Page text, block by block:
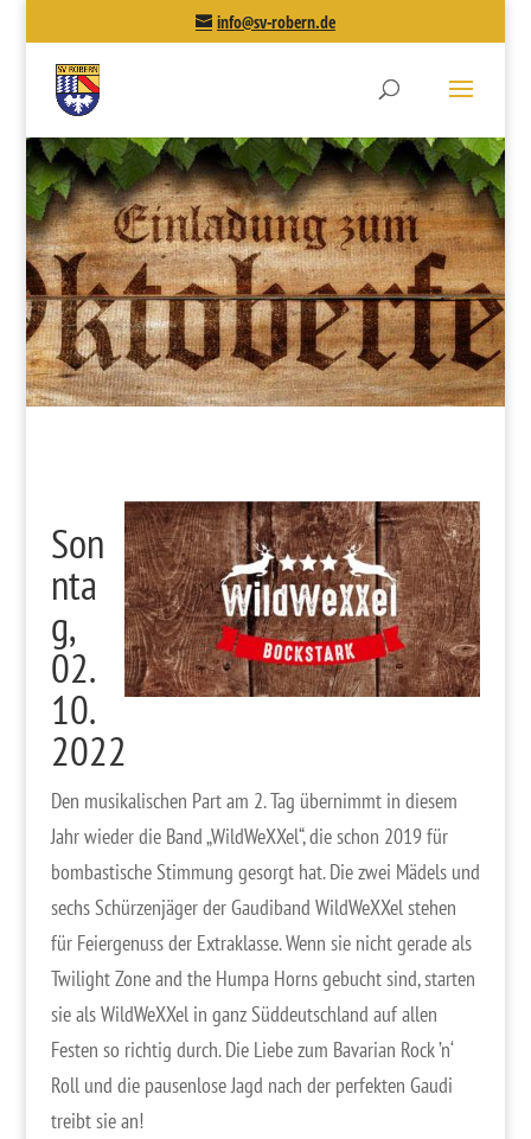
info@sv-robern.de
Son
nta
g,
02.
10.
2022
Den musikalischen Part am 2. Tag übernimmt in diesem
Jahr wieder die Band „WildWeXXel“, die schon 2019 für
bombastische Stimmung gesorgt hat. Die zwei Mädels und
sechs Schürzenjäger der Gaudiband WildWeXXel stehen
für Feiergenuss der Extraklasse. Wenn sie nicht gerade als
Twilight Zone and the Humpa Horns gebucht sind, starten
sie als WildWeXXel in ganz Süddeutschland auf allen
Festen so richtig durch. Die Liebe zum Bavarian Rock ’n‘
Roll und die pausenlose Jagd nach der perfekten Gaudi
treibt sie an!